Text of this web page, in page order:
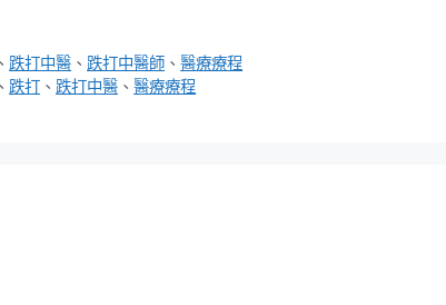
、 跌打中醫 、 跌打中醫師 、醫療療程
、 跌打 、 跌打中醫 、醫療療程